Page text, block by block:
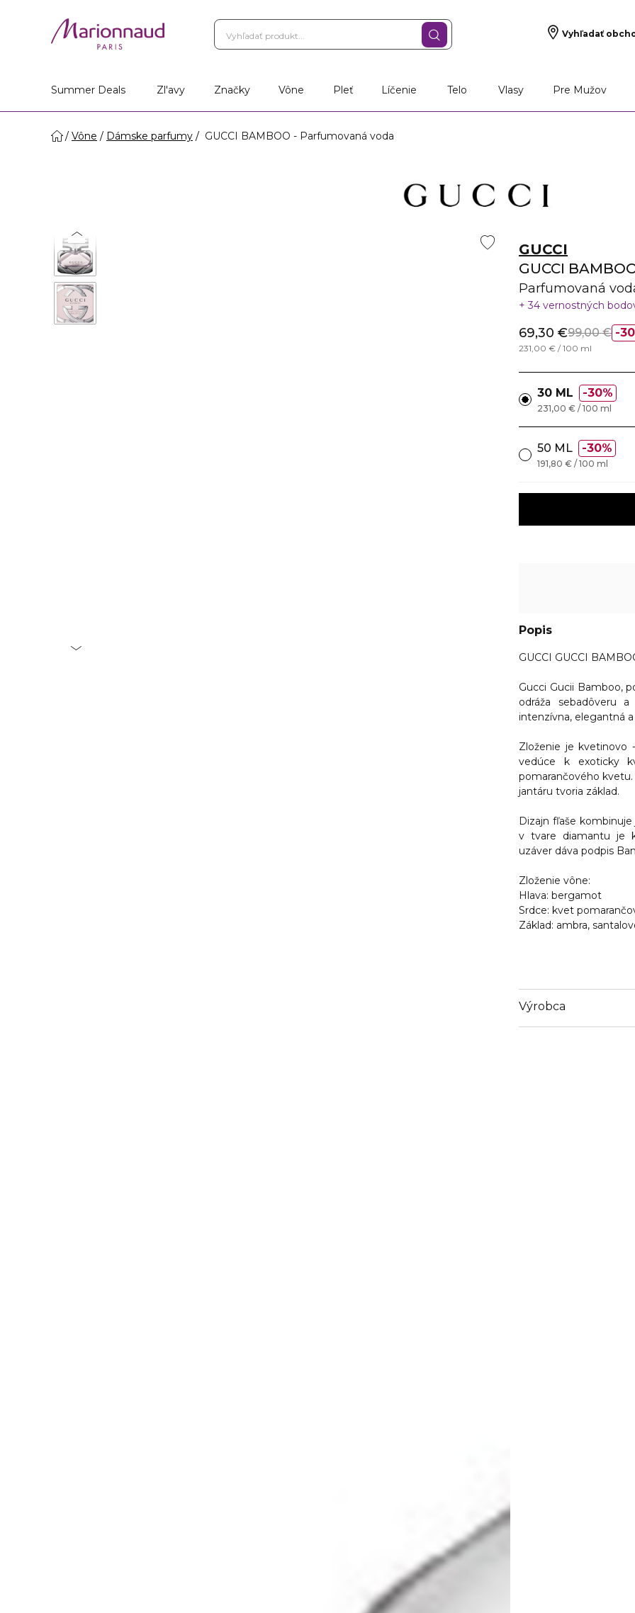
Vyhľadať
Summer Deals Zl'avy Značky Vône Pleť Líčenie Telo Vlasy Pre Mužov
Vône Dámske parfumy GUCCI BAMBOO - Parfumovaná voda
GUCCI
GUCCI
Parfumovaná
34 vernostných
69,30 €99,00 €
231,00 € / 100 ml
30 ML 30%
231,00 € / 100 ml
50 ML 30%
191,80 € / 100 ml
Popis
GUCCI GUCCI
Gucci Gucii Bamboo,
odráža sebadôveru
intenzívna, elegantná
Zloženie je kvetinovo
vedúce k exoticky
pomarančového
jantáru tvoria základ.
Dizajn fľaše
v tvare diamantu je
uzáver dáva podpis
Zloženie vône:
Hlava: bergamot
Srdce: kvet
Základ: ambra,
Výrobca